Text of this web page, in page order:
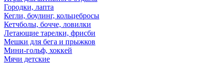
Городки, лапта
Кегли, боулинг, кольцебросы
Кетчболы, бочче, ловилки
Летающие тарелки, фрисби
Мешки для бега и прыжков
Мини-гольф, хоккей
Мячи детские